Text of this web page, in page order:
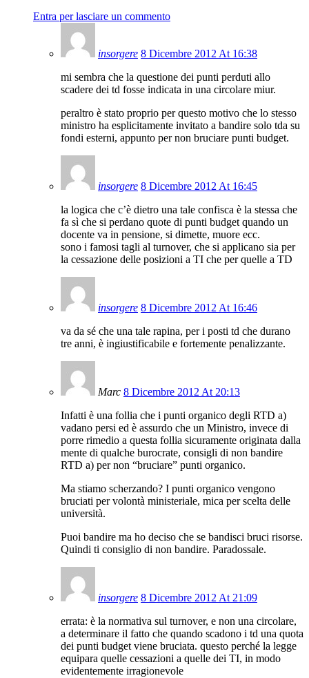
Entra per lasciare un commento
insorgere 8 Dicembre 2012 At 16:38
mi sembra che la questione dei punti perduti allo
scadere dei td fosse indicata in una circolare miur.
peraltro è stato proprio per questo motivo che lo stesso
ministro ha esplicitamente invitato a bandire solo tda su
fondi esterni, appunto per non bruciare punti budget.
insorgere 8 Dicembre 2012 At 16:45
la logica che c’è dietro una tale confisca è la stessa che
fa sì che si perdano quote di punti budget quando un
docente va in pensione, si dimette, muore ecc.
sono i famosi tagli al turnover, che si applicano sia per
la cessazione delle posizioni a TI che per quelle a TD
insorgere 8 Dicembre 2012 At 16:46
va da sé che una tale rapina, per i posti td che durano
tre anni, è ingiustificabile e fortemente penalizzante.
Marc 8 Dicembre 2012 At 20:13
Infatti è una follia che i punti organico degli RTD a)
vadano persi ed è assurdo che un Ministro, invece di
porre rimedio a questa follia sicuramente originata dalla
mente di qualche burocrate, consigli di non bandire
RTD a) per non “bruciare” punti organico.
Ma stiamo scherzando? I punti organico vengono
bruciati per volontà ministeriale, mica per scelta delle
università.
Puoi bandire ma ho deciso che se bandisci bruci risorse.
Quindi ti consiglio di non bandire. Paradossale.
insorgere 8 Dicembre 2012 At 21:09
errata: è la normativa sul turnover, e non una circolare,
a determinare il fatto che quando scadono i td una quota
dei punti budget viene bruciata. questo perché la legge
equipara quelle cessazioni a quelle dei TI, in modo
evidentemente irragionevole